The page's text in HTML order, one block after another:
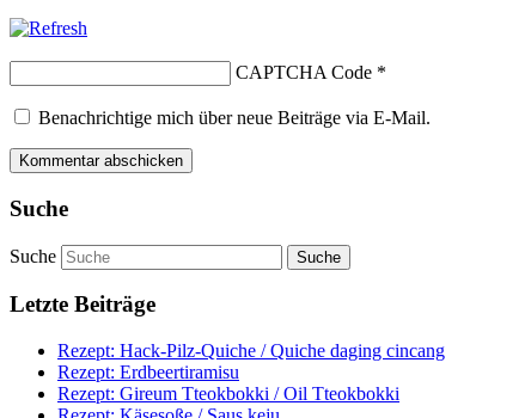
CAPTCHA Code *
Benachrichtige mich über neue Beiträge via E-Mail.
Suche
Suche
Letzte Beiträge
Rezept: Hack-Pilz-Quiche / Quiche daging cincang
Rezept: Erdbeertiramisu
Rezept: Gireum Tteokbokki / Oil Tteokbokki